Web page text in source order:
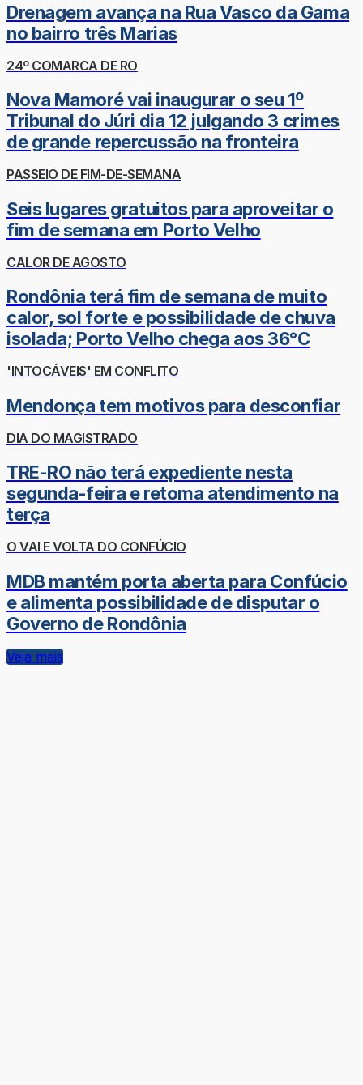
Drenagem avança na Rua Vasco da Gama
no bairro três Marias
24º COMARCA DE RO
Nova Mamoré vai inaugurar o seu 1º
Tribunal do Júri dia 12 julgando 3 crimes
de grande repercussão na fronteira
PASSEIO DE FIM-DE-SEMANA
Seis lugares gratuitos para aproveitar o
fim de semana em Porto Velho
CALOR DE AGOSTO
Rondônia terá fim de semana de muito
calor, sol forte e possibilidade de chuva
isolada; Porto Velho chega aos 36°C
'INTOCÁVEIS' EM CONFLITO
Mendonça tem motivos para desconfiar
DIA DO MAGISTRADO
TRE-RO não terá expediente nesta
segunda-feira e retoma atendimento na
terça
O VAI E VOLTA DO CONFÚCIO
MDB mantém porta aberta para Confúcio
e alimenta possibilidade de disputar o
Governo de Rondônia
Veja mais